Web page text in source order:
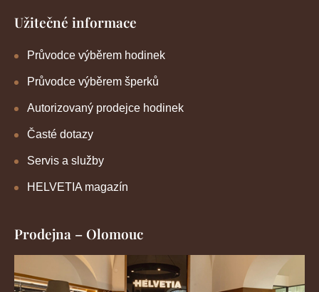
Užitečné informace
Průvodce výběrem hodinek
Průvodce výběrem šperků
Autorizovaný prodejce hodinek
Časté dotazy
Servis a služby
HELVETIA magazín
Prodejna – Olomouc